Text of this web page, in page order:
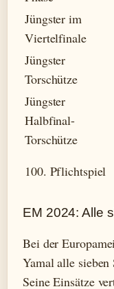
Jüngster im
Viertelfinale
Jüngster
Torschütze
Jüngster
Halbfinal-
Torschütze
100. Pflichtspiel
EM 2024: Alle
Bei der
Yamal alle
Seine Einsätze